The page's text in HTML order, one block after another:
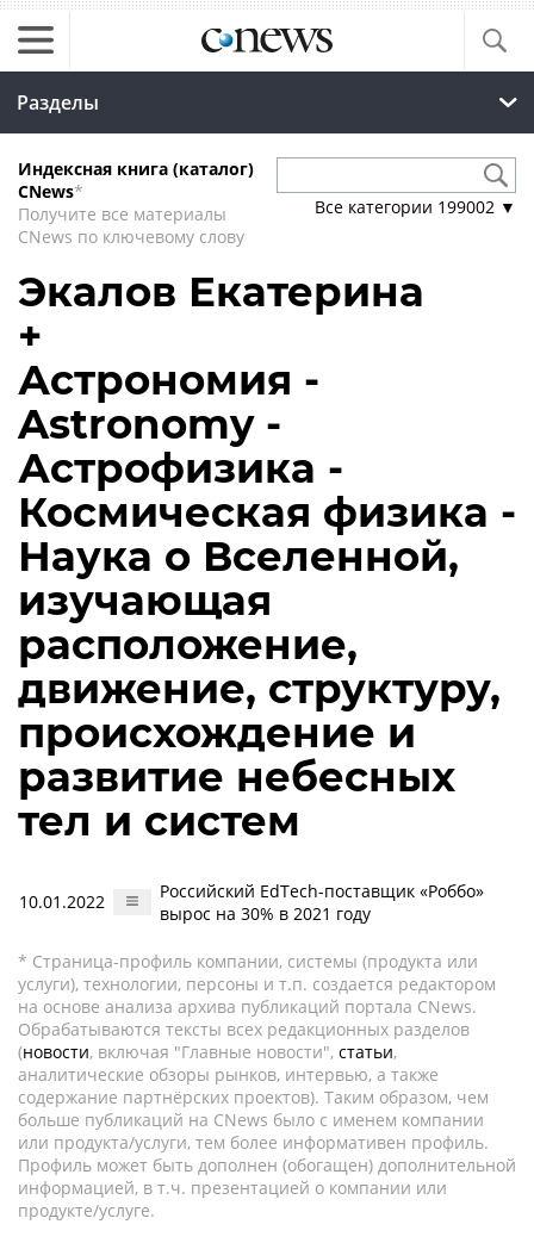
Разделы
Индексная книга (каталог)
CNews*
Получите все материалы
CNews по ключевому слову
Все категории 199002 ▼
Экалов Екатерина
+
Астрономия -
Astronomy -
Астрофизика -
Космическая физика -
Наука о Вселенной,
изучающая
расположение,
движение, структуру,
происхождение и
развитие небесных
тел и систем
10.01.2022
Российский EdTech-поставщик «Роббо»
вырос на 30% в 2021 году
* Страница-профиль компании, системы (продукта или
услуги), технологии, персоны и т.п. создается редактором
на основе анализа архива публикаций портала CNews.
Обрабатываются тексты всех редакционных разделов
(новости, включая "Главные новости", статьи,
аналитические обзоры рынков, интервью, а также
содержание партнёрских проектов). Таким образом, чем
больше публикаций на CNews было с именем компании
или продукта/услуги, тем более информативен профиль.
Профиль может быть дополнен (обогащен) дополнительной
информацией, в т.ч. презентацией о компании или
продукте/услуге.